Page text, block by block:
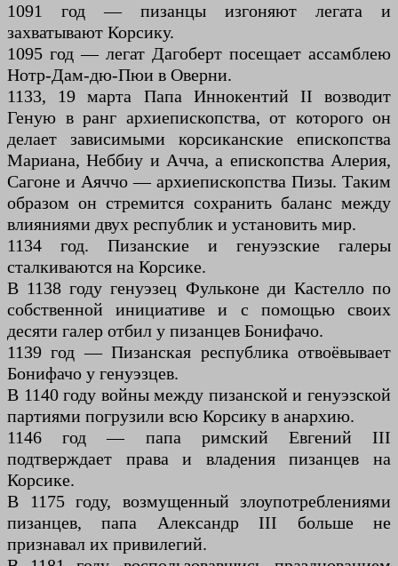
1091 год — пизанцы изгоняют легата и
захватывают Корсику.
1095 год — легат Дагоберт посещает ассамблею
Нотр-Дам-дю-Пюи в Оверни.
1133, 19 марта Папа Иннокентий II возводит
Геную в ранг архиепископства, от которого он
делает зависимыми корсиканские епископства
Мариана, Неббиу и Ачча, а епископства Алерия,
Сагоне и Аяччо — архиепископства Пизы. Таким
образом он стремится сохранить баланс между
влияниями двух республик и установить мир.
1134 год. Пизанские и генуэзские галеры
сталкиваются на Корсике.
В 1138 году генуэзец Фульконе ди Кастелло по
собственной инициативе и с помощью своих
десяти галер отбил у пизанцев Бонифачо.
1139 год — Пизанская республика отвоёвывает
Бонифачо у генуэзцев.
В 1140 году войны между пизанской и генуэзской
партиями погрузили всю Корсику в анархию.
1146 год — папа римский Евгений III
подтверждает права и владения пизанцев на
Корсике.
В 1175 году, возмущенный злоупотреблениями
пизанцев, папа Александр III больше не
признавал их привилегий.